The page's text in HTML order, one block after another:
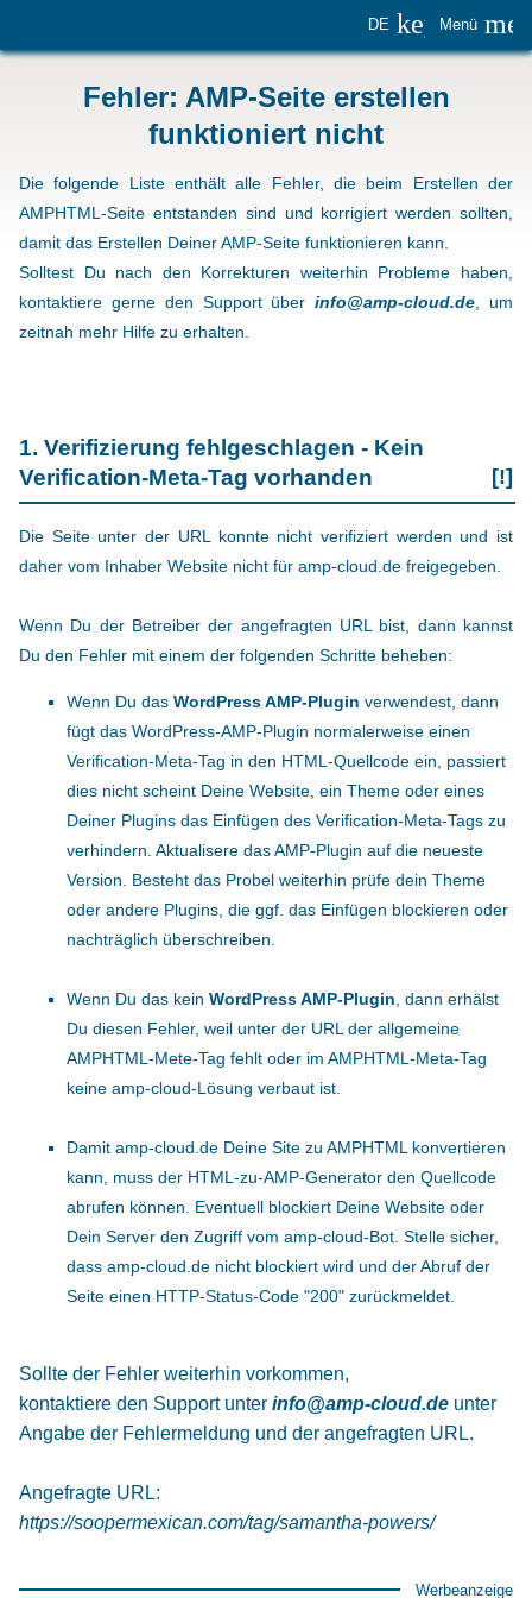
DE Menü
Fehler: AMP-Seite erstellen
funktioniert nicht
Die folgende Liste enthält alle Fehler, die beim Erstellen der
AMPHTML-Seite entstanden sind und korrigiert werden sollten,
damit das Erstellen Deiner AMP-Seite funktionieren kann.
Solltest Du nach den Korrekturen weiterhin Probleme haben,
kontaktiere gerne den Support überinfo@amp-cloud.de, um
zeitnah mehr Hilfe zu erhalten.
1. Verifizierung fehlgeschlagen - Kein
Verification-Meta-Tag vorhanden
[!]
Die Seite unter der URL konnte nicht verifiziert werden und ist
daher vom Inhaber Website nicht für amp-cloud.de freigegeben.
Wenn Du der Betreiber der angefragten URL bist, dann kannst
Du den Fehler mit einem der folgenden Schritte beheben:
Wenn Du das WordPress AMP-Plugin verwendest, dann
fügt das WordPress-AMP-Plugin normalerweise einen
Verification-Meta-Tag in den HTML-Quellcode ein, passiert
dies nicht scheint Deine Website, ein Theme oder eines
Deiner Plugins das Einfügen des Verification-Meta-Tags zu
verhindern. Aktualisere das AMP-Plugin auf die neueste
Version. Besteht das Probel weiterhin prüfe dein Theme
oder andere Plugins, die ggf. das Einfügen blockieren oder
nachträglich überschreiben.
Wenn Du das kein WordPress AMP-Plugin , dann erhälst
Du diesen Fehler, weil unter der URL der allgemeine
AMPHTML-Mete-Tag fehlt oder im AMPHTML-Meta-Tag
keine amp-cloud-Lösung verbaut ist.
Damit amp-cloud.de Deine Site zu AMPHTML konvertieren
kann, muss der HTML-zu-AMP-Generator den Quellcode
abrufen können. Eventuell blockiert Deine Website oder
Dein Server den Zugriff vom amp-cloud-Bot. Stelle sicher,
dass amp-cloud.de nicht blockiert wird und der Abruf der
Seite einen HTTP-Status-Code "200" zurückmeldet.
Sollte der Fehler weiterhin vorkommen,
kontaktiere den Support unter info@amp-cloud.de unter
Angabe der Fehlermeldung und der angefragten URL.
Angefragte URL:
https://soopermexican.com/tag/samantha-powers/
Werbeanzeige